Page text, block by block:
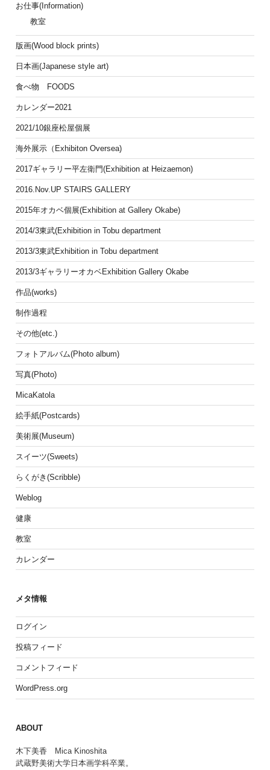
お仕事(Information)
教室
版画(Wood block prints)
日本画(Japanese style art)
食べ物 FOODS
カレンダー2021
2021/10銀座松屋個展
海外展示（Exhibiton Oversea)
2017ギャラリー平左衛門(Exhibition at Heizaemon)
2016.Nov.UP STAIRS GALLERY
2015年オカベ個展(Exhibition at Gallery Okabe)
2014/3東武(Exhibition in Tobu department
2013/3東武Exhibition in Tobu department
2013/3ギャラリーオカベExhibition Gallery Okabe
作品(works)
制作過程
その他(etc.)
フォトアルバム(Photo album)
写真(Photo)
MicaKatola
絵手紙(Postcards)
美術展(Museum)
スイーツ(Sweets)
らくがき(Scribble)
Weblog
健康
教室
カレンダー
メタ情報
ログイン
投稿フィード
コメントフィード
WordPress.org
ABOUT
木下美香 Mica Kinoshita
武蔵野美術大学日本画学科卒業。